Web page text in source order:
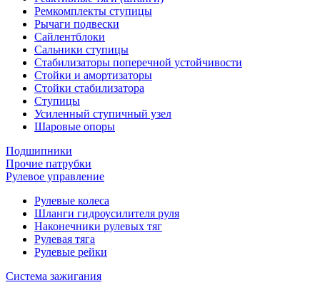
Ремкомплекты ступицы
Рычаги подвески
Сайлентблоки
Сальники ступицы
Стабилизаторы поперечной устойчивости
Стойки и амортизаторы
Стойки стабилизатора
Ступицы
Усиленный ступичный узел
Шаровые опоры
Подшипники
Прочие патрубки
Рулевое управление
Рулевые колеса
Шланги гидроусилителя руля
Наконечники рулевых тяг
Рулевая тяга
Рулевые рейки
Система зажигания